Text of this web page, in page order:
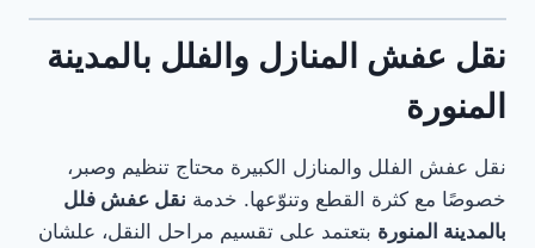
نقل عفش المنازل والفلل بالمدينة
المنورة
نقل عفش الفلل والمنازل الكبيرة محتاج تنظيم وصبر،
خصوصًا مع كثرة القطع وتنوّعها. خدمة نقل عفش فلل
بالمدينة المنورة بتعتمد على تقسيم مراحل النقل، علشان